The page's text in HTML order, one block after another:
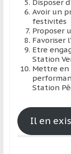
Disposer
Avoir un
festivités
Proposer
Favoriser
Etre
Station
Mettre en
Station
Il en